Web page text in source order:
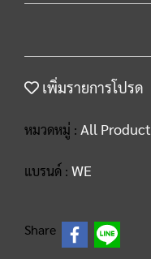
เพิ่มรายการโปรด
หมวดหมู่ : All Product
แบรนด์ : WE
Share